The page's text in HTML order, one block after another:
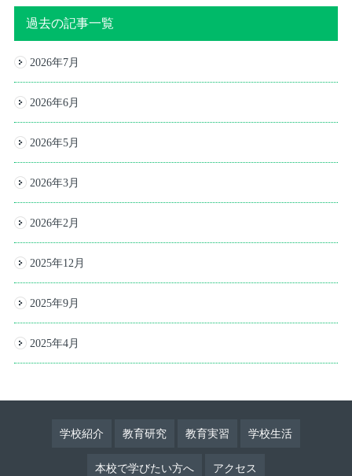
過去の記事一覧
2026年7月
2026年6月
2026年5月
2026年3月
2026年2月
2025年12月
2025年9月
2025年4月
学校紹介 教育研究 教育実習 学校生活
本校で学びたい方へ アクセス